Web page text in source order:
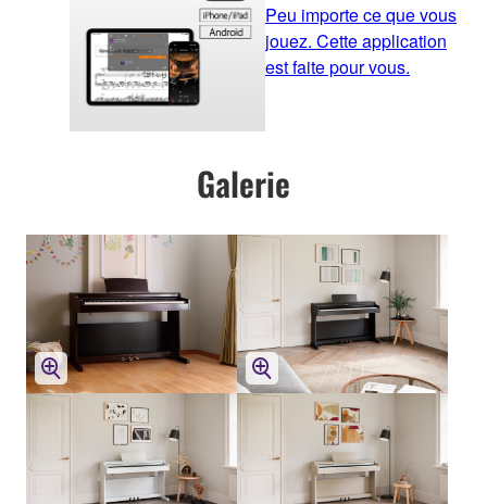
Peu importe ce que vous
jouez. Cette application
est faite pour vous.
Galerie